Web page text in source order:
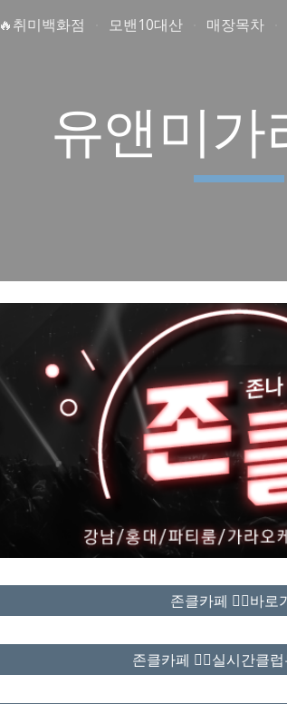
Skip to main content
🔥취미백화점 모밴10대산 매장목차
유앤미가
존클카페 ❤️‍🔥바로
존클카페 ❤️‍🔥실시간클